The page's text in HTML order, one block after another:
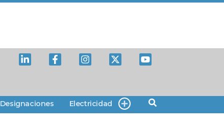
Designaciones Electricidad